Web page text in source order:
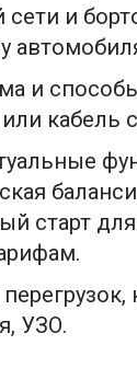
и
и
кабель
старт
УЗО.